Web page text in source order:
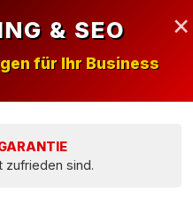
×
& SEO
für Ihr Business
zufrieden sind.